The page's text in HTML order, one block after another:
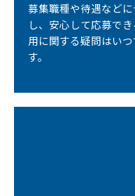
募集職種や待遇など
し、安心して応募で
用に関する疑問はい
す。